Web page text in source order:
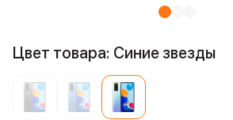
Цвет товара: Синие звезды